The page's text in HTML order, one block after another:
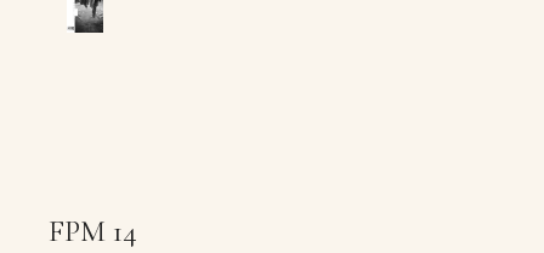
FPM 14